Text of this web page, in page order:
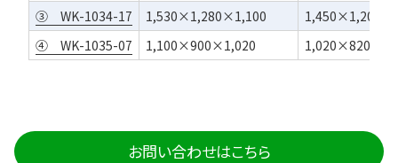
③ WK-1034-17
1,530×1,280×1,100
④ WK-1035-07
1,100×900×1,020
お問い合わせはこちら